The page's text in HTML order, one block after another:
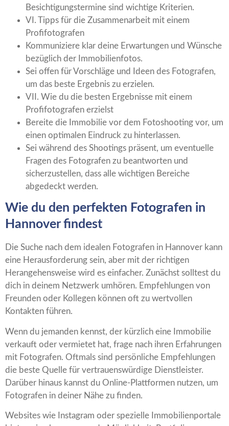
Besichtigungstermine sind wichtige Kriterien.
VI. Tipps für die Zusammenarbeit mit einem
Profifotografen
Kommuniziere klar deine Erwartungen und Wünsche
bezüglich der Immobilienfotos.
Sei offen für Vorschläge und Ideen des Fotografen,
um das beste Ergebnis zu erzielen.
VII. Wie du die besten Ergebnisse mit einem
Profifotografen erzielst
Bereite die Immobilie vor dem Fotoshooting vor, um
einen optimalen Eindruck zu hinterlassen.
Sei während des Shootings präsent, um eventuelle
Fragen des Fotografen zu beantworten und
sicherzustellen, dass alle wichtigen Bereiche
abgedeckt werden.
Wie du den perfekten Fotografen in
Hannover findest
Die Suche nach dem idealen Fotografen in Hannover kann
eine Herausforderung sein, aber mit der richtigen
Herangehensweise wird es einfacher. Zunächst solltest du
dich in deinem Netzwerk umhören. Empfehlungen von
Freunden oder Kollegen können oft zu wertvollen
Kontakten führen.
Wenn du jemanden kennst, der kürzlich eine Immobilie
verkauft oder vermietet hat, frage nach ihren Erfahrungen
mit Fotografen. Oftmals sind persönliche Empfehlungen
die beste Quelle für vertrauenswürdige Dienstleister.
Darüber hinaus kannst du Online-Plattformen nutzen, um
Fotografen in deiner Nähe zu finden.
Websites wie Instagram oder spezielle Immobilienportale